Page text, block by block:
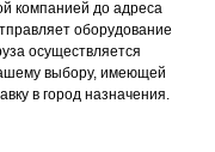
компанией до адреса
оборудование
осуществляется
выбору, имеющей
в город назначения.